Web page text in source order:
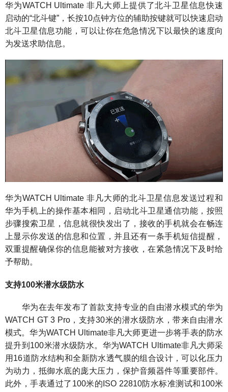
华为WATCH Ultimate 非凡大师上提供了北斗卫星信息快速
启动的“北斗键”，长按10点钟方位的辅助按键就可以快速启动
北斗卫星信息功能，可以让你在危急情况下以最快的速度向
为发送求助信息。
华为WATCH Ultimate 非凡大师的北斗卫星信息发送过程和
华为手机上的操作基本相同，启动北斗卫星通信功能，按照
步骤搜索卫星，信息就很快发出了，接收的手机就会在畅连
上显示你发送的信息和位置，并且还有一条手机短信提醒，
双重提醒确保你的信息能被对方接收，在紧急情况下及时给
予帮助。
支持100米潜水级防水
华为在去年发布了首款支持专业的自由潜水模式的华为
WATCH GT 3 Pro，支持30米的潜水级防水，带来自由潜水
模式。华为WATCH Ultimate非凡大师更进一步将手表的防水
提升到100米潜水级防水。华为WATCH Ultimate非凡大师采
用16道防水结构和全新防水透气膜的组合设计，可以化压力
为动力，抵御水底的庞大压力，保护音频器件等重要部件。
此外，手表通过了100米的ISO 22810防水标准测试和100米